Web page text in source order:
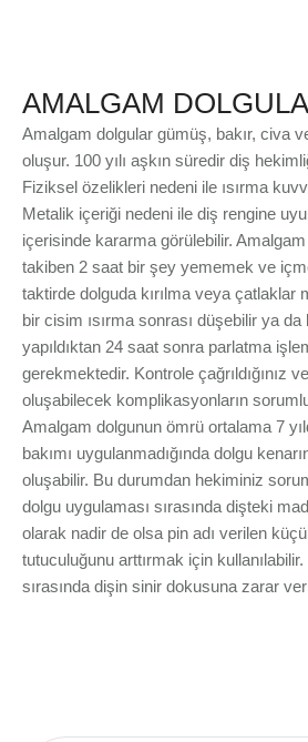
AMALGAM
Amalgam dolgular gümüş, bakır, civa
oluşur. 100 yılı aşkın süredir diş
Fiziksel özelikleri nedeni ile ısırma
Metalik içeriği nedeni ile diş rengine
içerisinde kararma görülebilir. Amalgam
takiben 2 saat bir şey yememek ve
taktirde dolguda kırılma veya çatlaklar
bir cisim ısırma sonrası düşebilir ya da
yapıldıktan 24 saat sonra parlatma
gerekmektedir. Kontrole çağrıldığınız
oluşabilecek komplikasyonların
Amalgam dolgunun ömrü ortalama 7
bakımı uygulanmadığında dolgu
oluşabilir. Bu durumdan hekiminiz
dolgu uygulaması sırasında dişteki
olarak nadir de olsa pin adı verilen
tutuculuğunu arttırmak için
sırasında dişin sinir dokusuna zarar